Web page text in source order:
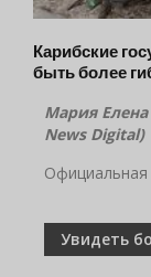
Карибские
быть более
Мария
News Digital)
Официальная
Увидеть